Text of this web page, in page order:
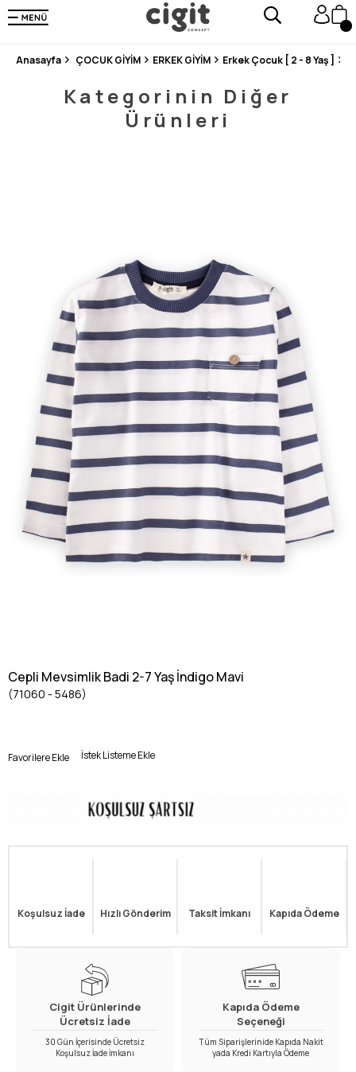
250.000'DEN FAZLA DEĞERLENDİRMEDE 5 ÜZERİNDEN 4.8 PUAN ALDI ⭐⭐⭐⭐⭐
3 MİLYONDAN FAZLA MUTLU MÜŞTERİ ❤️ 10 MİLYON ÜRÜN
Anasayfa ÇOCUK GİYİM ERKEK GİYİM Erkek Çocuk [ 2 - 8 Yaş ]
Kategorinin Diğer
Ürünleri
Cepli Mevsimlik Badi 2-7 Yaş İndigo Mavi
(71060 - 5486)
Favorilere Ekle İstek Listeme Ekle
Koşulsuz İade Hızlı Gönderim Taksit İmkanı Kapıda Ödeme
Cigit Ürünlerinde
Ücretsiz İade
30 Gün İçerisinde Ücretsiz
Koşulsuz İade İmkanı
Kapıda Ödeme
Seçeneği
Tüm Siparişlerinide Kapıda Nakit
yada Kredi Kartıyla Ödeme